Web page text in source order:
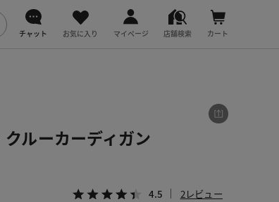
チャット お気に入り マイページ 店舗検索 カート
ルーカーディガン
4.5 2レビュー